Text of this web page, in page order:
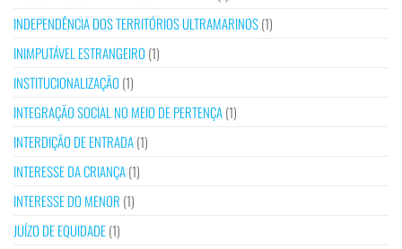
INDEPENDÊNCIA DOS TERRITÓRIOS ULTRAMARINOS(1)
INIMPUTÁVEL ESTRANGEIRO (1)
INSTITUCIONALIZAÇÃO (1)
INTEGRAÇÃO SOCIAL NO MEIO DE PERTENÇA(1)
INTERDIÇÃO DE ENTRADA(1)
INTERESSE DA CRIANÇA(1)
INTERESSE DO MENOR (1)
JUÍZO DE EQUIDADE(1)